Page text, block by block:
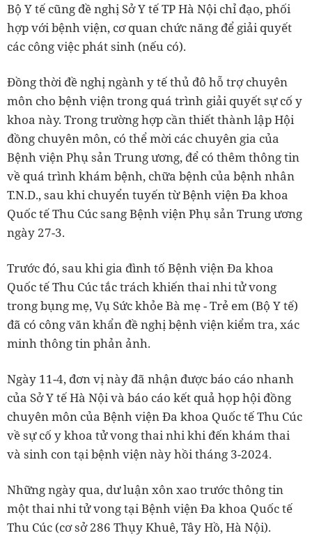
Bộ Y tế cũng đề nghị Sở Y tế TP Hà Nội chỉ đạo, phối
hợp với bệnh viện, cơ quan chức năng để giải quyết
các công việc phát sinh (nếu có).
Đồng thời đề nghị ngành y tế thủ đô hỗ trợ chuyên
môn cho bệnh viện trong quá trình giải quyết sự cố y
khoa này. Trong trường hợp cần thiết thành lập Hội
đồng chuyên môn, có thể mời các chuyên gia của
Bệnh viện Phụ sản Trung ương, để có thêm thông tin
về quá trình khám bệnh, chữa bệnh của bệnh nhân
T.N.D., sau khi chuyển tuyến từ Bệnh viện Đa khoa
Quốc tế Thu Cúc sang Bệnh viện Phụ sản Trung ương
ngày 27-3.
Trước đó, sau khi gia đình tố Bệnh viện Đa khoa
Quốc tế Thu Cúc tắc trách khiến thai nhi tử vong
trong bụng mẹ, Vụ Sức khỏe Bà mẹ - Trẻ em (Bộ Y tế)
đã có công văn khẩn đề nghị bệnh viện kiểm tra, xác
minh thông tin phản ảnh.
Ngày 11-4, đơn vị này đã nhận được báo cáo nhanh
của Sở Y tế Hà Nội và báo cáo kết quả họp hội đồng
chuyên môn của Bệnh viện Đa khoa Quốc tế Thu Cúc
về sự cố y khoa tử vong thai nhi khi đến khám thai
và sinh con tại bệnh viện này hồi tháng 3-2024.
Những ngày qua, dư luận xôn xao trước thông tin
một thai nhi tử vong tại Bệnh viện Đa khoa Quốc tế
Thu Cúc (cơ sở 286 Thụy Khuê, Tây Hồ, Hà Nội).